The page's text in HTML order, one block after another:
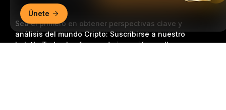
Sea el primero en obtener perspectivas clave y
análisis del mundo Cripto: Suscribirse a nuestro
boletín.Todas las formas de inversión conllevan
Únete